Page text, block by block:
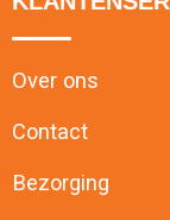
Over ons
Contact
Bezorging